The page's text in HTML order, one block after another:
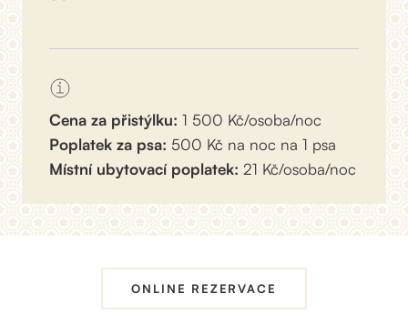
Cena za přistýlku: 1 500 Kč/osoba/noc
Poplatek za psa: 500 Kč na noc na 1 psa
Místní ubytovací poplatek: 21 Kč/osoba/noc
ONLINE REZERVACE